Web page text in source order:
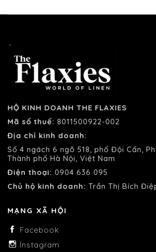
HỘ KINH DOANH THE FLAXIES
Mã số thuế: 8011500922-002
Địa chỉ kinh doanh:
Số 4 ngách 6 ngõ 518, phố Đội Cấn,
Thành phố Hà Nội, Việt Nam
Điện thoại: 0904 636 095
Chủ hộ kinh doanh: Trần Thị Bích
MẠNG XÃ HỘI
Facebook
Instagram